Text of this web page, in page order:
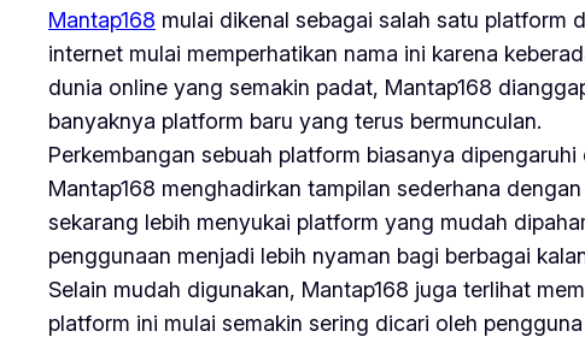
Mantap168 mulai dikenal sebagai salah satu platform
internet mulai memperhatikan nama ini karena
dunia online yang semakin padat, Mantap168
banyaknya platform baru yang terus bermunculan.
Perkembangan sebuah platform biasanya
Mantap168 menghadirkan tampilan sederhana
sekarang lebih menyukai platform yang mudah
penggunaan menjadi lebih nyaman bagi berbagai
Selain mudah digunakan, Mantap168 juga terlihat
platform ini mulai semakin sering dicari oleh